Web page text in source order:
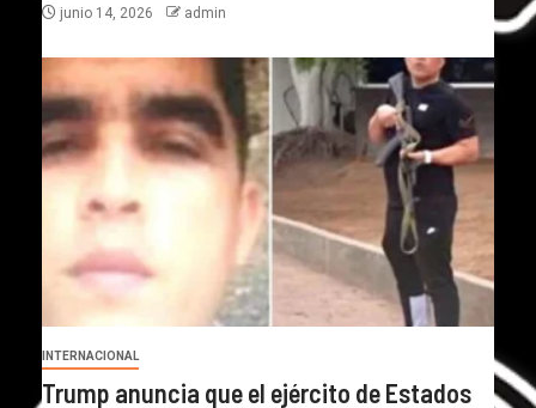
junio 14, 2026 admin
INTERNACIONAL
Trump anuncia que el ejército de Estados